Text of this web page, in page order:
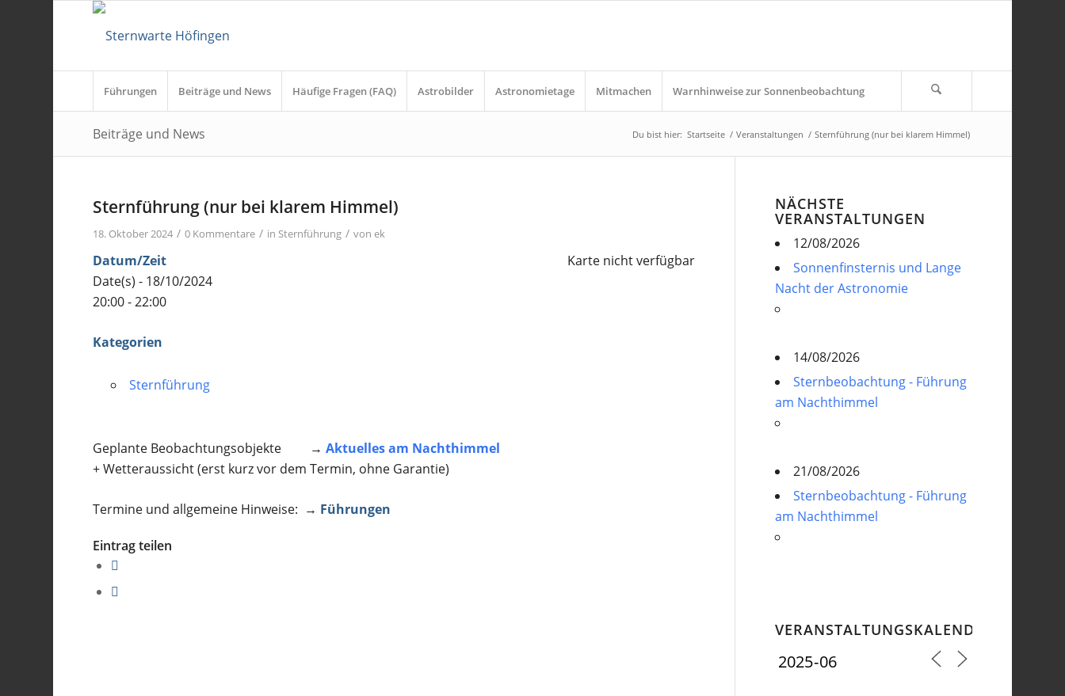
Führungen Beiträge und News Häufige Fragen (FAQ) Astrobilder Astronomietage Mitmachen Warnhinweise zur Sonnenbeobachtung
Beiträge und News Du bist hier: Startseite / Veranstaltungen / Sternführung (nur bei klarem Himmel)
Sternführung (nur bei klarem Himmel)
18. Oktober 2024 / 0 Kommentare / in Sternführung / vonek
Karte nicht verfügbar
Datum/Zeit
Date(s) - 18/10/2024
20:00 - 22:00
Kategorien
Sternführung
Geplante Beobachtungsobjekte →Aktuelles am Nachthimmel
+ Wetteraussicht (erst kurz vor dem Termin, ohne Garantie)
Termine und allgemeine Hinweise: → Führungen
Eintrag teilen
NÄCHSTE
VERANSTALTUNGEN
12/08/2026
Sonnenfinsternis und Lange
Nacht der Astronomie
14/08/2026
Sternbeobachtung - Führung
am Nachthimmel
21/08/2026
Sternbeobachtung - Führung
am Nachthimmel
VERANSTALTUNGSKALENDER